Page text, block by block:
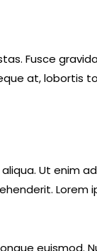
Fusce
at, lobortis
Ut enim
Lorem
euismod.